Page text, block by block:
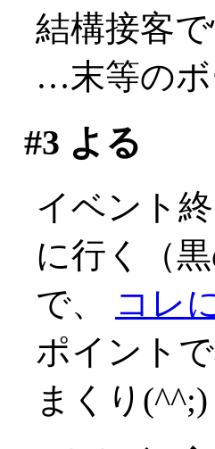
結構接客
…末等の
#3 よる
イベント
に行く（
で、
コレ
ポイント
まくり(^^;)